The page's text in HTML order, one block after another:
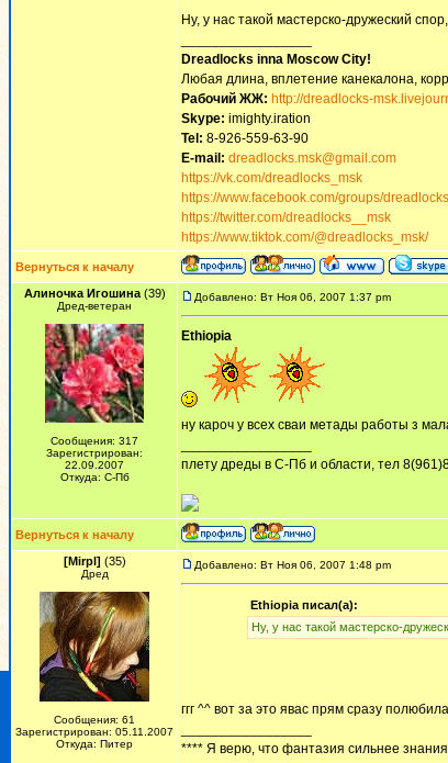
Ну, у нас такой мастерско-дружеский
Dreadlocks inna Moscow Сity!
Любая длина, вплетение канекалона,
Рабочий ЖЖ: http://dreadlocks-
Skype: imighty.iration
Tel: 8-926-559-63-90
E-mail: dreadlocks.msk@gmail.com
https://vk.com/dreadlocks_msk
https://www.facebook.com/groups/
https://twitter.com/dreadlocks__msk
https://www.tiktok.com/@dreadlocks_msk/
Вернуться к началу
Алиночка Игошина(39)
Дред-ветеран
Сообщения: 317
Зарегистрирован:
22.09.2007
Откуда: С-Пб
Добавлено: Вт Ноя 06, 2007 1:37 pm
Ethiopia
ну кароч у всех сваи метады работы з
плету дреды в С-Пб и области, тел
Вернуться к началу
[Mirpl] (35)
Дред
Сообщения: 61
Зарегистрирован: 05.11.2007
Откуда: Питер
Добавлено: Вт Ноя 06, 2007 1:48 pm
Ethiopia писал(а):
Ну, у нас такой мастерско-
ггг ^^ вот за это явас прям сразу
**** Я верю, что фантазия сильнее